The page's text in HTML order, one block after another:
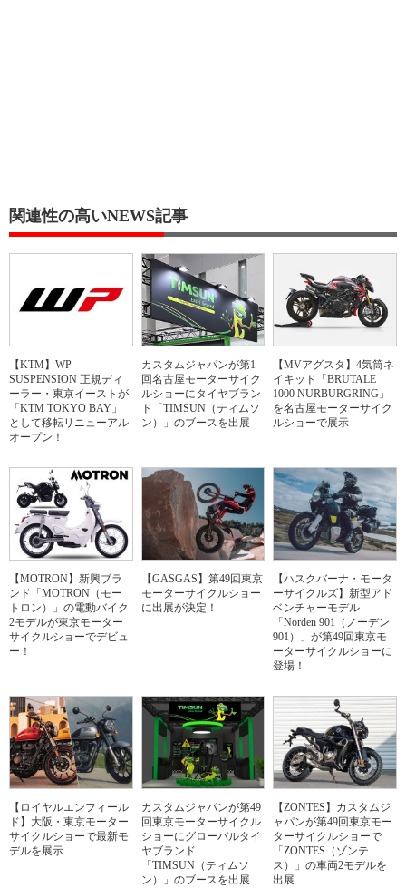
関連性の高いNEWS記事
【KTM】WP
SUSPENSION 正規ディ
ーラー・東京イーストが
「KTM TOKYO BAY」
として移転リニューアル
オープン！
カスタムジャパンが第1
回名古屋モーターサイク
ルショーにタイヤブラン
ド「TIMSUN（ティムソ
ン）」のブースを出展
【MVアグスタ】4気筒ネ
イキッド「BRUTALE
1000 NURBURGRING」
を名古屋モーターサイク
ルショーで展示
【MOTRON】新興ブラ
ンド「MOTRON（モー
トロン）」の電動バイク
2モデルが東京モーター
サイクルショーでデビュ
ー！
【GASGAS】第49回東京
モーターサイクルショー
に出展が決定！
【ハスクバーナ・モータ
ーサイクルズ】新型アド
ベンチャーモデル
「Norden 901（ノーデン
901）」が第49回東京モ
ーターサイクルショーに
登場！
【ロイヤルエンフィール
ド】大阪・東京モーター
サイクルショーで最新モ
デルを展示
カスタムジャパンが第49
回東京モーターサイクル
ショーにグローバルタイ
ヤブランド
「TIMSUN（ティムソ
ン）」のブースを出展
【ZONTES】カスタムジ
ャパンが第49回東京モー
ターサイクルショーで
「ZONTES（ゾンテ
ス）」の車両2モデルを
出展